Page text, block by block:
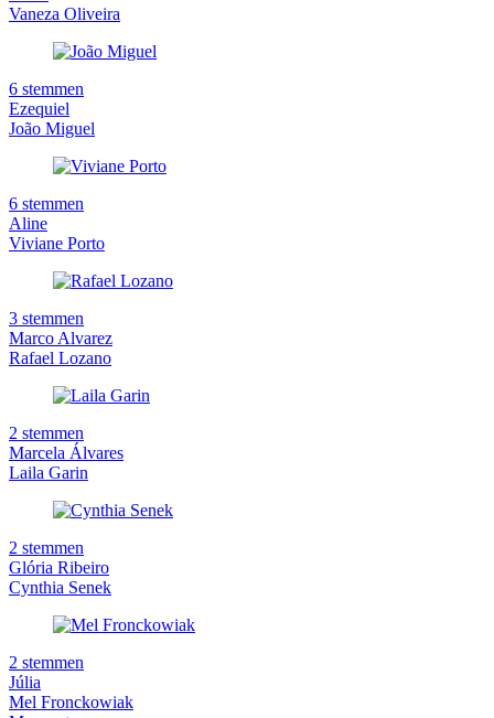
Vaneza Oliveira
6 stemmen
Ezequiel
João Miguel
6 stemmen
Aline
Viviane Porto
3 stemmen
Marco Alvarez
Rafael Lozano
2 stemmen
Marcela Álvares
Laila Garin
2 stemmen
Glória Ribeiro
Cynthia Senek
2 stemmen
Júlia
Mel Fronckowiak